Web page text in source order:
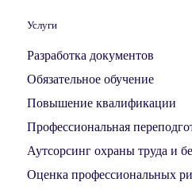
Услуги
Разработка документов
Обязательное обучение
Повышение квалификации
Профессиональная
Аутсорсинг охраны труда и
Оценка профессиональных